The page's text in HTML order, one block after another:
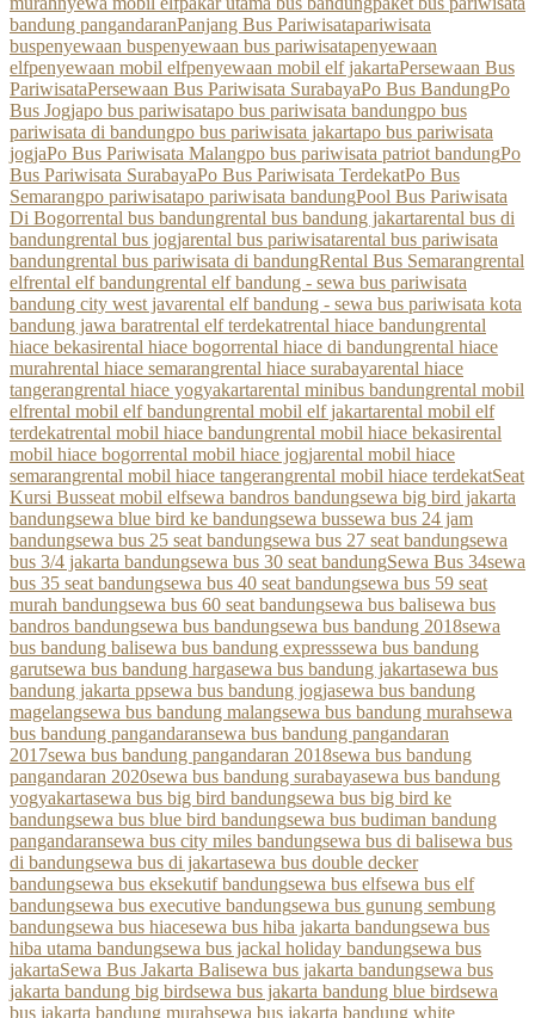
bandung pangandaranPanjang Bus Pariwisatapariwisata
buspenyewaan buspenyewaan bus pariwisatapenyewaan
elfpenyewaan mobil elfpenyewaan mobil elf jakartaPersewaan Bus
PariwisataPersewaan Bus Pariwisata SurabayaPo Bus BandungPo
Bus Jogjapo bus pariwisatapo bus pariwisata bandungpo bus
pariwisata di bandungpo bus pariwisata jakartapo bus pariwisata
jogjaPo Bus Pariwisata Malangpo bus pariwisata patriot bandungPo
Bus Pariwisata SurabayaPo Bus Pariwisata TerdekatPo Bus
Semarangpo pariwisatapo pariwisata bandungPool Bus Pariwisata
Di Bogorrental bus bandungrental bus bandung jakartarental bus di
bandungrental bus jogjarental bus pariwisatarental bus pariwisata
bandungrental bus pariwisata di bandungRental Bus Semarangrental
elfrental elf bandungrental elf bandung - sewa bus pariwisata
bandung city west javarental elf bandung - sewa bus pariwisata kota
bandung jawa baratrental elf terdekatrental hiace bandungrental
hiace bekasirental hiace bogorrental hiace di bandungrental hiace
murahrental hiace semarangrental hiace surabayarental hiace
tangerangrental hiace yogyakartarental minibus bandungrental mobil
elfrental mobil elf bandungrental mobil elf jakartarental mobil elf
terdekatrental mobil hiace bandungrental mobil hiace bekasirental
mobil hiace bogorrental mobil hiace jogjarental mobil hiace
semarangrental mobil hiace tangerangrental mobil hiace terdekatSeat
Kursi Busseat mobil elfsewa bandros bandungsewa big bird jakarta
bandungsewa blue bird ke bandungsewa bussewa bus 24 jam
bandungsewa bus 25 seat bandungsewa bus 27 seat bandungsewa
bus 3/4 jakarta bandungsewa bus 30 seat bandungSewa Bus 34sewa
bus 35 seat bandungsewa bus 40 seat bandungsewa bus 59 seat
murah bandungsewa bus 60 seat bandungsewa bus balisewa bus
bandros bandungsewa bus bandungsewa bus bandung 2018sewa
bus bandung balisewa bus bandung expresssewa bus bandung
garutsewa bus bandung hargasewa bus bandung jakartasewa bus
bandung jakarta ppsewa bus bandung jogjasewa bus bandung
magelangsewa bus bandung malangsewa bus bandung murahsewa
bus bandung pangandaransewa bus bandung pangandaran
2017sewa bus bandung pangandaran 2018sewa bus bandung
pangandaran 2020sewa bus bandung surabayasewa bus bandung
yogyakartasewa bus big bird bandungsewa bus big bird ke
bandungsewa bus blue bird bandungsewa bus budiman bandung
pangandaransewa bus city miles bandungsewa bus di balisewa bus
di bandungsewa bus di jakartasewa bus double decker
bandungsewa bus eksekutif bandungsewa bus elfsewa bus elf
bandungsewa bus executive bandungsewa bus gunung sembung
bandungsewa bus hiacesewa bus hiba jakarta bandungsewa bus
hiba utama bandungsewa bus jackal holiday bandungsewa bus
jakartaSewa Bus Jakarta Balisewa bus jakarta bandungsewa bus
jakarta bandung big birdsewa bus jakarta bandung blue birdsewa
bus jakarta bandung murahsewa bus jakarta bandung white